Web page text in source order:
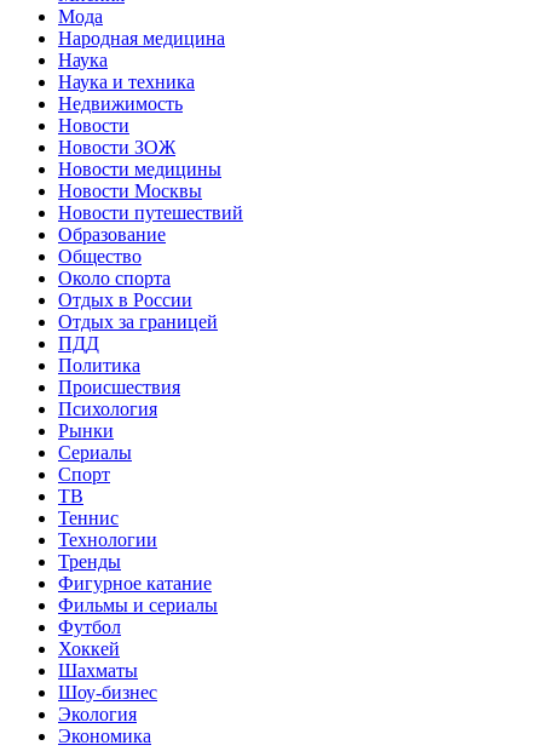
Мода
Народная медицина
Наука
Наука и техника
Недвижимость
Новости
Новости ЗОЖ
Новости медицины
Новости Москвы
Новости путешествий
Образование
Общество
Около спорта
Отдых в России
Отдых за границей
ПДД
Политика
Происшествия
Психология
Рынки
Сериалы
Спорт
ТВ
Теннис
Технологии
Тренды
Фигурное катание
Фильмы и сериалы
Футбол
Хоккей
Шахматы
Шоу-бизнес
Экология
Экономика